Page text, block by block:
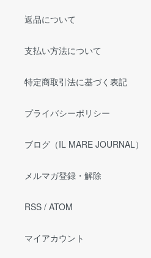
返品について
支払い方法について
特定商取引法に基づく表記
プライバシーポリシー
ブログ（IL MARE JOURNAL）
メルマガ登録・解除
RSS / ATOM
マイアカウント